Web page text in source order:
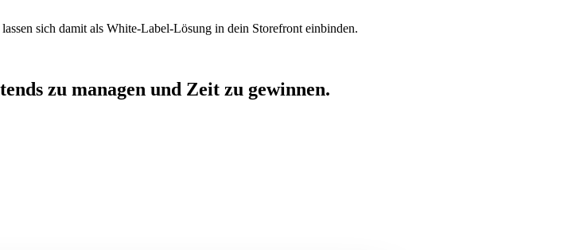
sich damit als White-Label-Lösung in dein Storefront einbinden.
zu managen und Zeit zu gewinnen.